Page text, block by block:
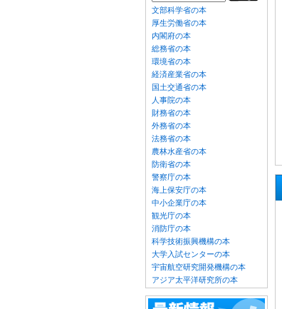
文部科学省の本
厚生労働省の本
内閣府の本
総務省の本
環境省の本
経済産業省の本
国土交通省の本
人事院の本
財務省の本
外務省の本
法務省の本
農林水産省の本
防衛省の本
警察庁の本
海上保安庁の本
中小企業庁の本
観光庁の本
消防庁の本
科学技術振興機構の本
大学入試センターの本
宇宙航空研究開発機構の本
アジア太平洋研究所の本